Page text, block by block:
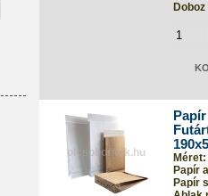
Méret:
Papír
Papír